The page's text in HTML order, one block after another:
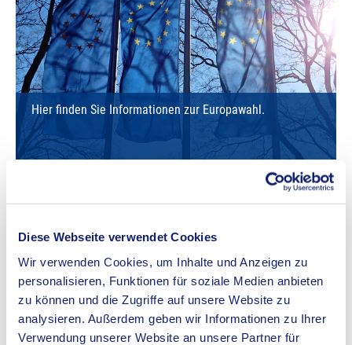
Diese Webseite verwendet Cookies
Wir verwenden Cookies, um Inhalte und Anzeigen zu
personalisieren, Funktionen für soziale Medien anbieten
zu können und die Zugriffe auf unsere Website zu
analysieren. Außerdem geben wir Informationen zu Ihrer
Verwendung unserer Website an unsere Partner für
Hier finden Sie Informationen zur Europawahl.
Bundestagswahl